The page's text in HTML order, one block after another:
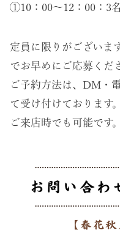
①10：00～12：00：3
定員に限りがございま
でお早めにご応募くだ
ご予約方法は、DM・
て受け付けております。
ご来店時でも可能です。